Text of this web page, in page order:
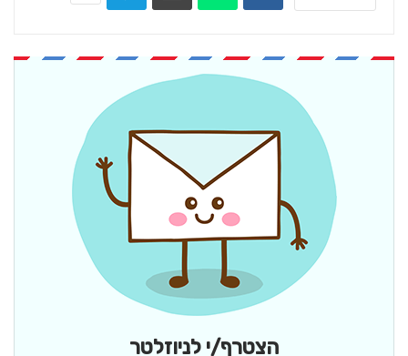
הצטרף/י לניוזלטר